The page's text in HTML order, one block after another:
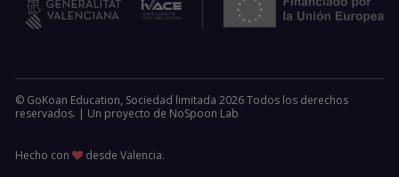
© GoKoan Education, Sociedad limitada 2026 Todos los derechos
reservados. | Un proyecto de NoSpoon Lab
Hecho con desde Valencia.